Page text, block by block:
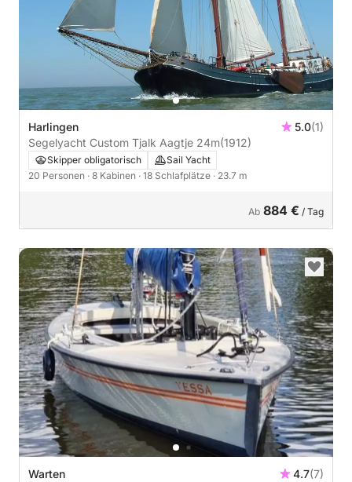
Harlingen 5.0(1)
Segelyacht Custom Tjalk Aagtje 24m(1912)
Skipper obligatorisch
Sail Yacht
20 Personen · 8 Kabinen · 18 Schlafplätze · 23.7 m
Ab 884 € / Tag
Warten 4.7(7)